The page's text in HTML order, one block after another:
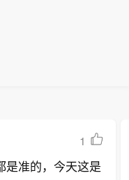
1
是准的，今天这是